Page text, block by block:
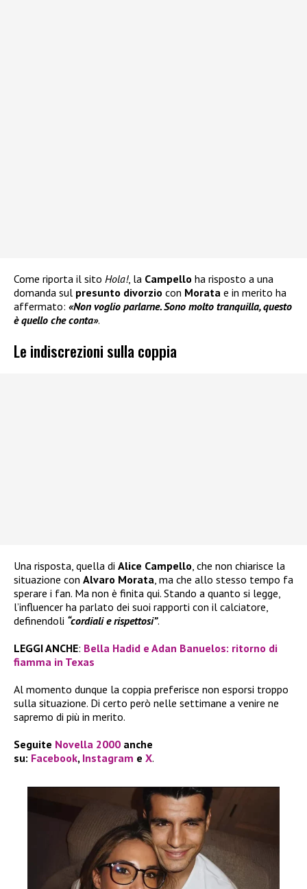
Come riporta il sito Hola!, la Campello ha risposto a una
domanda sul presunto divorzio con Morata e in merito ha
affermato: «Non voglio parlarne. Sono molto tranquilla, questo
è quello che conta».
Le indiscrezioni sulla coppia
Una risposta, quella di Alice Campello, che non chiarisce la
situazione con Alvaro Morata, ma che allo stesso tempo fa
sperare i fan. Ma non è finita qui. Stando a quanto si legge,
l’influencer ha parlato dei suoi rapporti con il calciatore,
definendoli “cordiali e rispettosi”.
LEGGI ANCHE: Bella Hadid e Adan Banuelos: ritorno di
fiamma in Texas
Al momento dunque la coppia preferisce non esporsi troppo
sulla situazione. Di certo però nelle settimane a venire ne
sapremo di più in merito.
Seguite Novella 2000 anche
su: Facebook, Instagram e X.